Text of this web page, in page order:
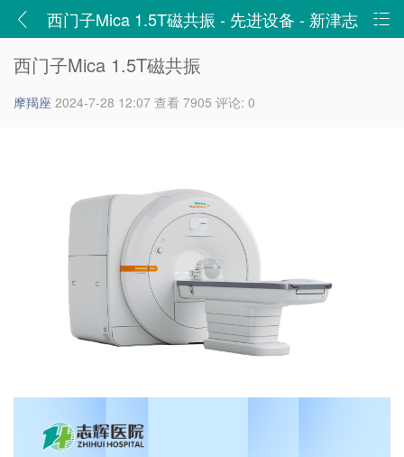
西门子Mica 1.5T磁共振 - 先进设备 - 新津志
辉医院-二级甲等综合医院,四川省志辉医院有限责任公司
西门子Mica 1.5T磁共振
摩羯座 2024-7-28 12:07 查看 7905 评论: 0